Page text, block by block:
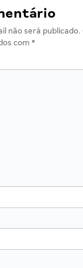
não será publicado.
com *